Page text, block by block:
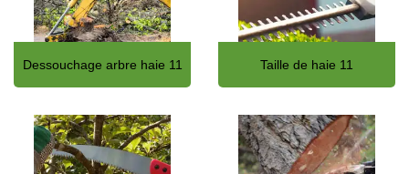
Dessouchage arbre haie 11 Taille de haie 11